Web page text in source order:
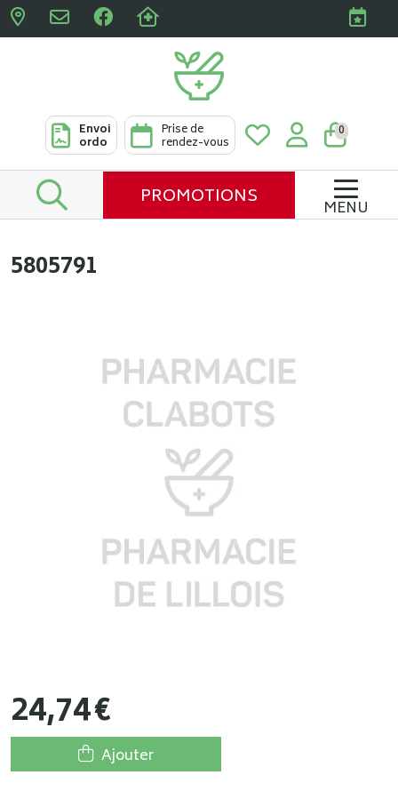
Pharmacies Clabots &
Envoi
ordo
Prise de
rendez-vous
0
PROMOTIONS MENU
5805791
24,74€
Ajouter